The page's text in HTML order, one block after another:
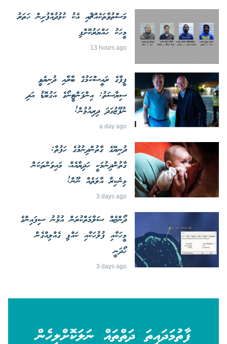
މަސްތުވާތަކެއްޗާއި އެކު ކުޅުދުއްފުށިން ހަތަރު
މީހަކު ހައްޔަރުކޮށްފި
13 hours ago
ފީފާގެ ރައީސްކަމުގެ ބާރާއި ދުނިޔެވީ
ސިޔާސަތު: އިންފަންޓީނޯގެ އަގުބޮޑު އަދި
ނުފޫޒުގަދަ ދިރިއުޅުން!
a day ago
ދުނިޔޭގެ ގާތުންދިނުމުގެ ހަފުތާ:
ގާތުންދިނުމަކީ ހަދިޔާއެއް، މައިވަންތަކަން
މިނެކިރާ އާލަތެއް ނޫން!
3 days ago
ދޯންޏެއް ސަލާމަތްކުރަން އުޅުނު ސިފައިންގެ
މީހަކާއި ފުލުހަކާއި ކައްޕި ގެއްލިއްގެން
ހޯދަނީ
3 days ago